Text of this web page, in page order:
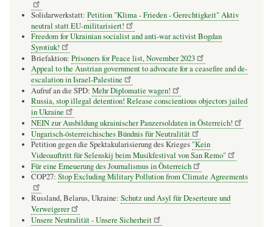
Solidarwerkstatt: Petition "Klima - Frieden - Gerechtigkeit" Aktiv
neutral statt EU-militarisiert!
Freedom for Ukrainian socialist and anti-war activist Bogdan
Syrotiuk!
Briefaktion: Prisoners for Peace list, November 2023
Appeal to the Austrian government to advocate for a ceasefire and de-
escalation in Israel-Palestine
Aufruf an die SPD: Mehr Diplomatie wagen!
Russia, stop illegal detention! Release conscientious objectors jailed
in Ukraine
NEIN zur Ausbildung ukrainischer Panzersoldaten in Österreich!
Ungarisch-österreichisches Bündnis für Neutralität
Petition gegen die Spektakularisierung des Krieges "Kein
Videoauftritt für Selenskij beim Musikfestival von San Remo"
Für eine Erneuerung des Journalismus in Österreich
COP27: Stop Excluding Military Pollution from Climate Agreements
Russland, Belarus, Ukraine: Schutz und Asyl für Deserteure und
Verweigerer
Unsere Neutralität - Unsere Sicherheit